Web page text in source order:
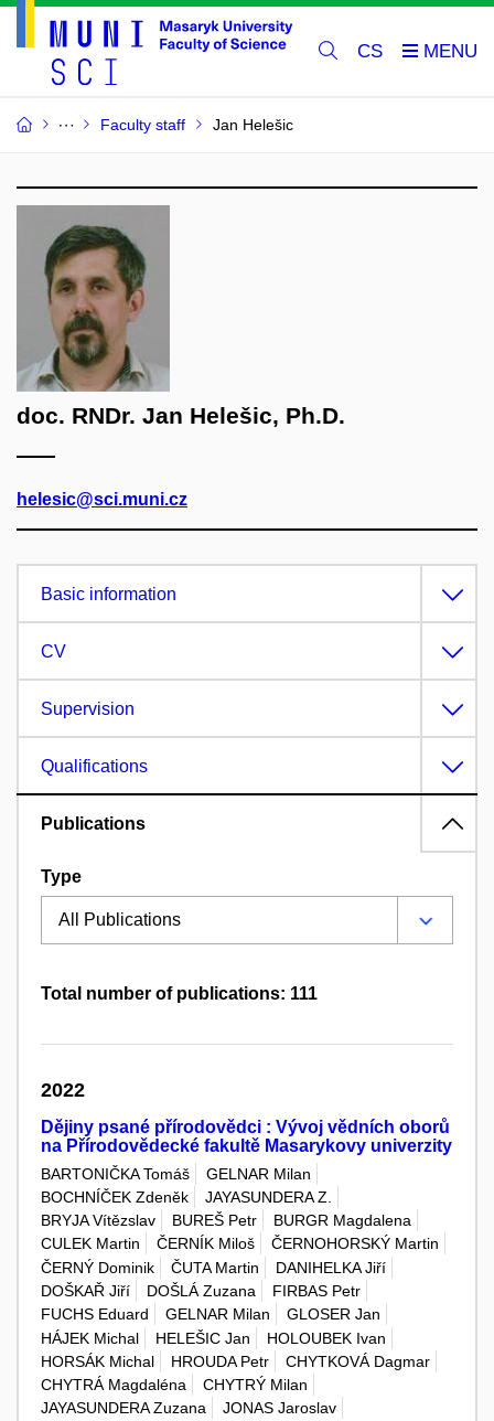
CS
Faculty staff Jan Helešic
doc. RNDr. Jan Helešic, Ph.D.
helesic@sci.muni.cz
Basic information
CV
Supervision
Qualifications
Publications
Type
Total number of publications: 111
2022
Dějiny psané přírodovědci : Vývoj vědních oborů
na Přírodovědecké fakultě Masarykovy univerzity
BARTONIČKA Tomáš
GELNAR Milan
BOCHNÍČEK Zdeněk
JAYASUNDERA Z.
BRYJA Vítězslav
BUREŠ Petr
BURGR Magdalena
CULEK Martin
ČERNÍK Miloš
ČERNOHORSKÝ Martin
ČERNÝ Dominik
ČUTA Martin
DANIHELKA Jiří
DOŠKAŘ Jiří
DOŠLÁ Zuzana
FIRBAS Petr
FUCHS Eduard
GELNAR Milan
GLOSER Jan
HÁJEK Michal
HELEŠIC Jan
HOLOUBEK Ivan
HORSÁK Michal
HROUDA Petr
CHYTKOVÁ Dagmar
CHYTRÁ Magdaléna
CHYTRÝ Milan
JAYASUNDERA Zuzana
JONAS Jaroslav